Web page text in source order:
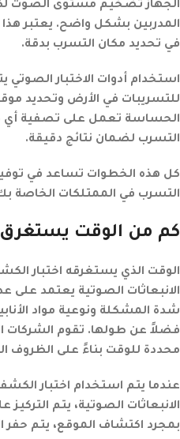
الجهاز تضخيم مستوى الصوت
المدربين بشكل واضح. يعتبر
في تحديد مكان التسرب بدقة.
استخدام أدوات الاختبار الصوتي
للتسريبات في الأرض وتحديد
الحساسة تعمل على تصفية أي
التسرب لضمان نتائج دقيقة.
كل هذه الخطوات تساعد في
التسرب في الممتلكات الخاصة
كم من الوقت يستغرق
الوقت الذي يستغرقه اختبار
الانبعاثات الصوتية يعتمد
شدة المشكلة ونوعية مواد
فضلاً عن طولها. تقوم الشركات
محددة للوقت بناءً على الظروف
عندما يتم استخدام اختبار
الانبعاثات الصوتية، يتم
بمجرد اكتشاف الموقع، يتم